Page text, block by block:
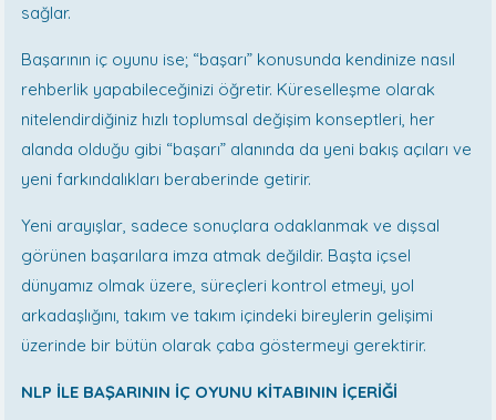
sağlar.
Başarının iç oyunu ise; “başarı” konusunda kendinize nasıl
rehberlik yapabileceğinizi öğretir. Küreselleşme olarak
nitelendirdiğiniz hızlı toplumsal değişim konseptleri, her
alanda olduğu gibi “başarı” alanında da yeni bakış açıları ve
yeni farkındalıkları beraberinde getirir.
Yeni arayışlar, sadece sonuçlara odaklanmak ve dışsal
görünen başarılara imza atmak değildir. Başta içsel
dünyamız olmak üzere, süreçleri kontrol etmeyi, yol
arkadaşlığını, takım ve takım içindeki bireylerin gelişimi
üzerinde bir bütün olarak çaba göstermeyi gerektirir.
NLP İLE BAŞARININ İÇ OYUNU KİTABININ İÇERİĞİ